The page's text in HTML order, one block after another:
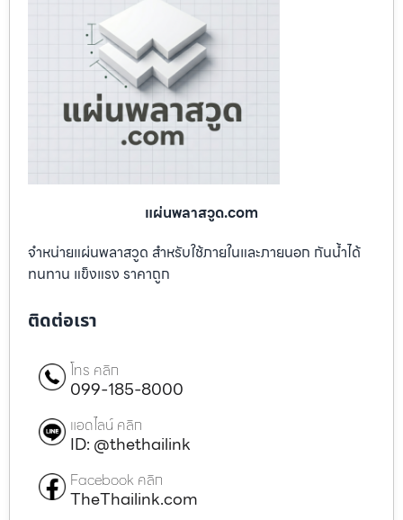
แผ่นพลาสวูด.com
จำหน่ายแผ่นพลาสวูด สำหรับใช้ภายในและภายนอก กันน้ำได้
ทนทาน แข็งแรง ราคาถูก
ติดต่อเรา
โทร คลิก
099-185-8000
แอดไลน์ คลิก
ID: @thethailink
Facebook คลิก
TheThailink.com